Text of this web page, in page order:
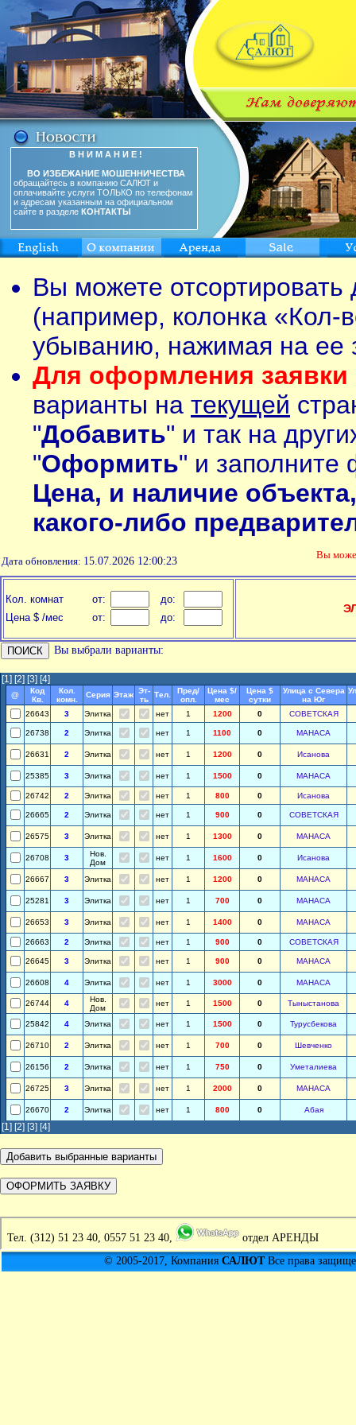
В Н И М А Н И Е !
ВО ИЗБЕЖАНИЕ МОШЕННИЧЕСТВА
обращайтесь в компанию САЛЮТ и
оплачивайте услуги ТОЛЬКО по телефонам
и адресам указанным на официальном
сайте в разделе КОНТАКТЫ
Вы можете
(например, колонка «Кол-
убыванию, нажимая на ее
Для оформления заявки
варианты на текущей
"Добавить" и так на
"Оформить" и заполните
Цена, и наличие
какого-либо
Дата обновления: 15.07.2026 12:00:23
Вы
Кол. комнат от:
до:
Цена $ /мес
от: до:
Вы выбрали варианты:
[1] [2] [3] [4]
@
Код
Кв.
Кол.
комн.
Серия Этаж Эт-
ть
Тел.
Пред/
опл.
Цена $/
мес
Цена $
сутки
Улица с Севера
на Юг
26643 3 Элитка нет 1 1200 0 СОВЕТСКАЯ
26738 2 Элитка нет 1 1100 0 МАНАСА
26631 2 Элитка нет 1 1200 0 Исанова
25385 3 Элитка нет 1 1500 0 МАНАСА
26742 2 Элитка нет 1 800 0 Исанова
26665 2 Элитка нет 1 900 0 СОВЕТСКАЯ
26575 3 Элитка нет 1 1300 0 МАНАСА
26708 3
Нов.
Дом
нет 1 1600 0 Исанова
26667 3 Элитка нет 1 1200 0 МАНАСА
25281 3 Элитка нет 1 700 0 МАНАСА
26653 3 Элитка нет 1 1400 0 МАНАСА
26663 2 Элитка нет 1 900 0 СОВЕТСКАЯ
26645 3 Элитка нет 1 900 0 МАНАСА
26608 4 Элитка нет 1 3000 0 МАНАСА
26744 4
Нов.
Дом
нет 1 1500 0 Тыныстанова
25842 4 Элитка нет 1 1500 0 Турусбекова
26710 2 Элитка нет 1 700 0 Шевченко
26156 2 Элитка нет 1 750 0 Уметалиева
26725 3 Элитка нет 1 2000 0 МАНАСА
26670 2 Элитка нет 1 800 0 Абая
[1] [2] [3] [4]
Тел. (312) 51 23 40, 0557 51 23 40,
отдел АРЕНДЫ
© 2005-2017, Компания САЛЮТВсе права